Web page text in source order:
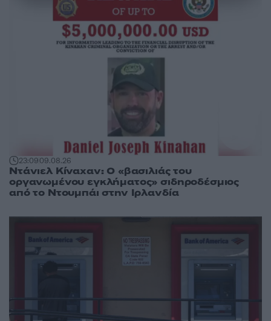
23:0909.08.26
Ντάνιελ Κίναχαν: Ο «βασιλιάς του
οργανωμένου εγκλήματος» σιδηροδέσμιος
από το Ντουμπάι στην Ιρλανδία